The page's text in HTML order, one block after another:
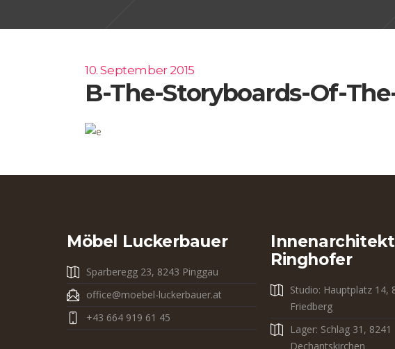
10. September 2015
B-The-Storyboards-Of-
Möbel Luckerbauer
Sparberegg 23, 8243 Pinggau
office@moebel-luckerbauer.at
+43 664 919 61 45
Ringhofer
Studio: Hauptplatz 14,
Friedberg
Lager: Schlag 31, 8241
Dechantskirchen